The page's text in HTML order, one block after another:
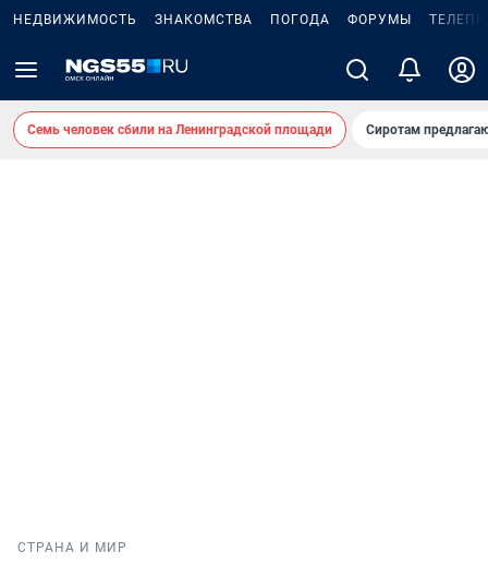
НЕДВИЖИМОСТЬ ЗНАКОМСТВА ПОГОДА ФОРУМЫ
Семь человек сбили на Ленинградской площади Сиротам
СТРАНА И МИР